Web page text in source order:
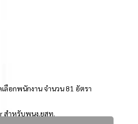
ลือกพนักงาน จำนวน 81 อัตรา
สำหรับพนง.ยสท.